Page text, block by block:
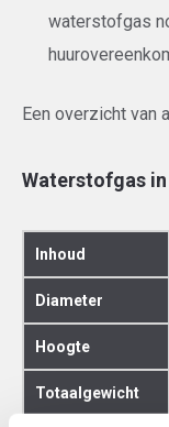
waterstofgas
Een overzicht van
Waterstofgas
Inhoud
Diameter
Hoogte
Totaalgewicht